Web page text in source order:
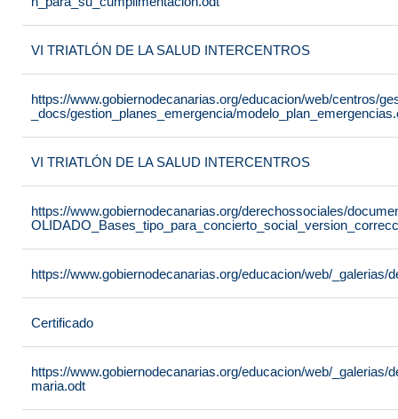
VI TRIATLÓN DE LA SALUD INTERCENTROS
https://www.gobiernodecanarias.org/educacion/web/centros/
_docs/gestion_planes_emergencia/
VI TRIATLÓN DE LA SALUD INTERCENTROS
https://www.gobiernodecanarias.org/derechossociales/
https://www.gobiernodecanarias.org/educacion/web/_galerias/
Certificado
https://www.gobiernodecanarias.org/educacion/web/
maria.odt